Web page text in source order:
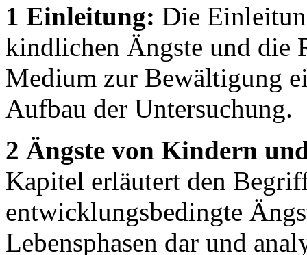
1 Einleitung: Die
kindlichen Ängste und die
Medium zur Bewältigung
Aufbau der Untersuchung.
2 Ängste von Kindern
Kapitel erläutert den
entwicklungsbedingte
Lebensphasen dar und